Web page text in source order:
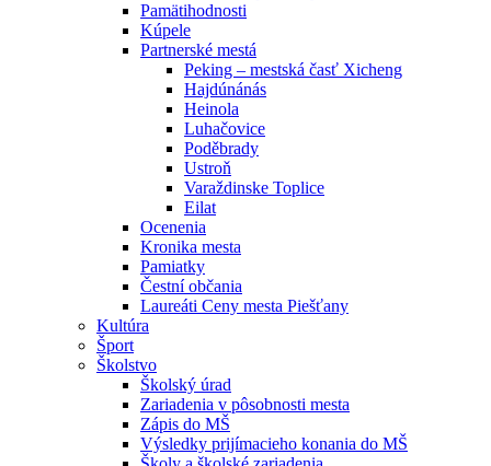
Pamätihodnosti
Kúpele
Partnerské mestá
Peking – mestská časť Xicheng
Hajdúnánás
Heinola
Luhačovice
Poděbrady
Ustroň
Varaždinske Toplice
Eilat
Ocenenia
Kronika mesta
Pamiatky
Čestní občania
Laureáti Ceny mesta Piešťany
Kultúra
Šport
Školstvo
Školský úrad
Zariadenia v pôsobnosti mesta
Zápis do MŠ
Výsledky prijímacieho konania do MŠ